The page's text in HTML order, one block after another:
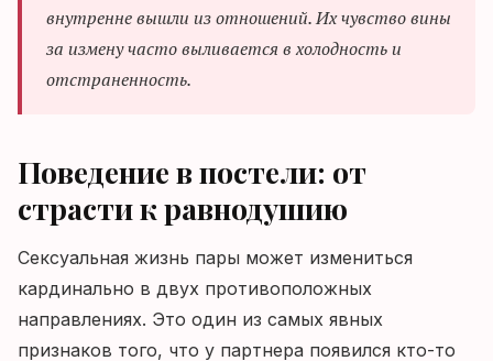
внутренне вышли из отношений. Их чувство вины
за измену часто выливается в холодность и
отстраненность.
Поведение в постели: от
страсти к равнодушию
Сексуальная жизнь пары может измениться
кардинально в двух противоположных
направлениях. Это один из самых явных
признаков того, что у партнера появился кто-то